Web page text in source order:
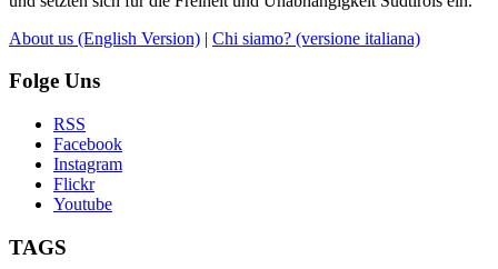
About us (English Version) | Chi siamo? (versione italiana)
Folge Uns
RSS
Facebook
Instagram
Flickr
Youtube
TAGS